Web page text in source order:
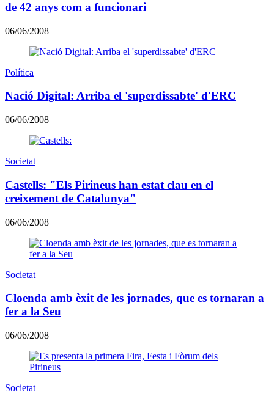
de 42 anys com a funcionari
06/06/2008
Política
Nació Digital: Arriba el 'superdissabte' d'ERC
06/06/2008
Societat
Castells: "Els Pirineus han estat clau en el
creixement de Catalunya"
06/06/2008
Societat
Cloenda amb èxit de les jornades, que es tornaran a
fer a la Seu
06/06/2008
Societat